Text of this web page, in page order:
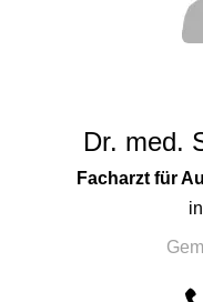
Dr. med.
Facharzt für
in